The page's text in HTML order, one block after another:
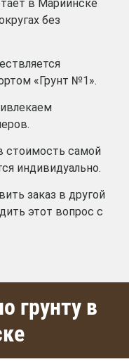
в Мариинске
без
«Грунт №1».
стоимость самой
индивидуально.
заказ в другой
этот вопрос с
грунту в